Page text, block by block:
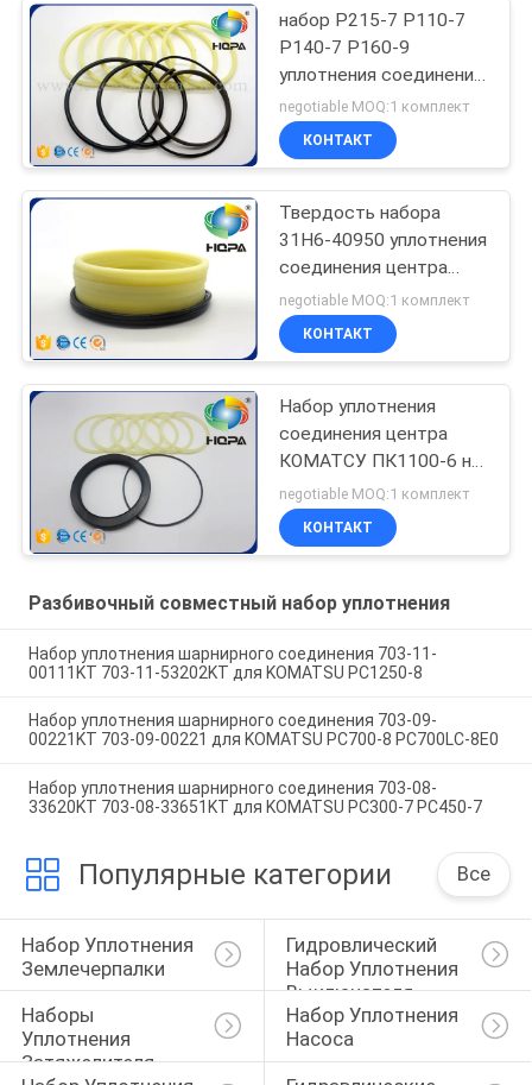
набор Р215-7 Р110-7
Р140-7 Р160-9
уплотнения соединения
центра экскаватора
31Н6-40950 Хюндай
negotiable MOQ:1 комплект
КОНТАКТ
Твердость набора
31Н6-40950 уплотнения
соединения центра
Р110-7 Р140-7 Р160-9
Р215-7 Р250-7 Р260-9
высокая
negotiable MOQ:1 комплект
КОНТАКТ
Набор уплотнения
соединения центра
КОМАТСУ ПК1100-6 на
Ассы 703-11-00110
703-11-53201
шарнирного соединения
negotiable MOQ:1 комплект
КОНТАКТ
Разбивочный совместный набор уплотнения
Набор уплотнения шарнирного соединения 703-11-
00111KT 703-11-53202KT для KOMATSU PC1250-8
Набор уплотнения шарнирного соединения 703-09-
00221KT 703-09-00221 для KOMATSU PC700-8 PC700LC-8E0
Набор уплотнения шарнирного соединения 703-08-
33620KT 703-08-33651KT для KOMATSU PC300-7 PC450-7
Популярные категории Все
Набор Уплотнения
Землечерпалки
Гидровлический
Набор Уплотнения
Выключателя
Наборы
Уплотнения
Затяжелителя
Набор Уплотнения
Насоса